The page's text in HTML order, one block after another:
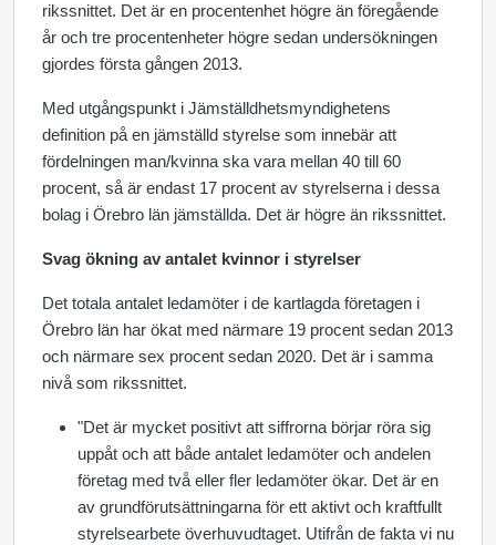
rikssnittet. Det är en procentenhet högre än föregående
år och tre procentenheter högre sedan undersökningen
gjordes första gången 2013.
Med utgångspunkt i Jämställdhetsmyndighetens
definition på en jämställd styrelse som innebär att
fördelningen man/kvinna ska vara mellan 40 till 60
procent, så är endast 17 procent av styrelserna i dessa
bolag i Örebro län jämställda. Det är högre än rikssnittet.
Svag ökning av antalet kvinnor i styrelser
Det totala antalet ledamöter i de kartlagda företagen i
Örebro län har ökat med närmare 19 procent sedan 2013
och närmare sex procent sedan 2020. Det är i samma
nivå som rikssnittet.
"Det är mycket positivt att siffrorna börjar röra sig
uppåt och att både antalet ledamöter och andelen
företag med två eller fler ledamöter ökar. Det är en
av grundförutsättningarna för ett aktivt och kraftfullt
styrelsearbete överhuvudtaget. Utifrån de fakta vi nu